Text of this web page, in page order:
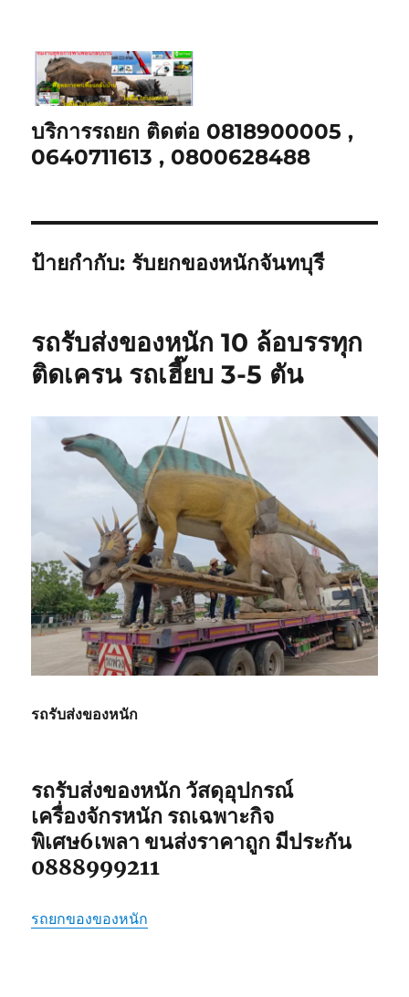
บริการรถยก ติดต่อ 0818900005 ,
0640711613 , 0800628488
ป้ายกำกับ: รับยกของหนักจันทบุรี
รถรับส่งของหนัก 10 ล้อบรรทุก
ติดเครน รถเฮี๊ยบ 3-5 ตัน
รถรับส่งของหนัก
รถรับส่งของหนัก วัสดุอุปกรณ์
เครื่องจักรหนัก รถเฉพาะกิจ
พิเศษ6เพลา ขนส่งราคาถูก มีประกัน
0888999211
รถยกของของหนัก